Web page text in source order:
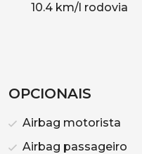
10.4 km/l rodovia
OPCIONAIS
Airbag motorista
Airbag passageiro